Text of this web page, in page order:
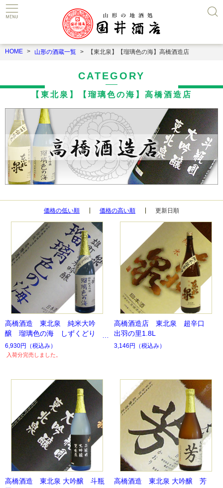
HOME 山形の酒蔵一覧 【東北泉】【瑠璃色の海】高橋酒造店
CATEGORY
【東北泉】【瑠璃色の海】高橋酒造店
価格の低い順 価格の高い順 更新日順
高橋酒造 東北泉 純米大吟
醸 瑠璃色の海 しずくどり
6,930円 （税込み）
入荷分完売しました。
高橋酒造店 東北泉 超辛口
出羽の里1.8L
3,146円 （税込み）
高橋酒造 東北泉 大吟醸 斗瓶
高橋酒造 東北泉 大吟醸 芳